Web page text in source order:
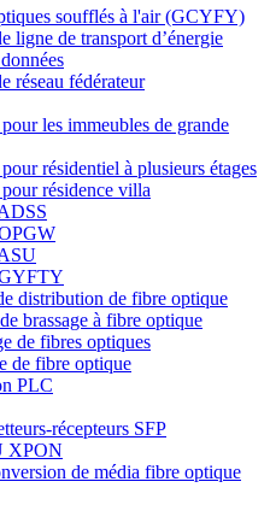
soufflés à l'air (GCYFY)
ligne de transport d’énergie
réseau fédérateur
les immeubles de grande
résidentiel à plusieurs étages
résidence villa
GYFTY
distribution de fibre optique
brassage à fibre optique
de fibres optiques
de fibre optique
PLC
récepteurs SFP
XPON
de média fibre optique